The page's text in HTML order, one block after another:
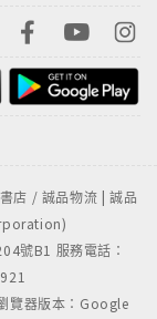
店 / 誠品物流 | 誠品
號B1 服務電話：
覽器版本：Google